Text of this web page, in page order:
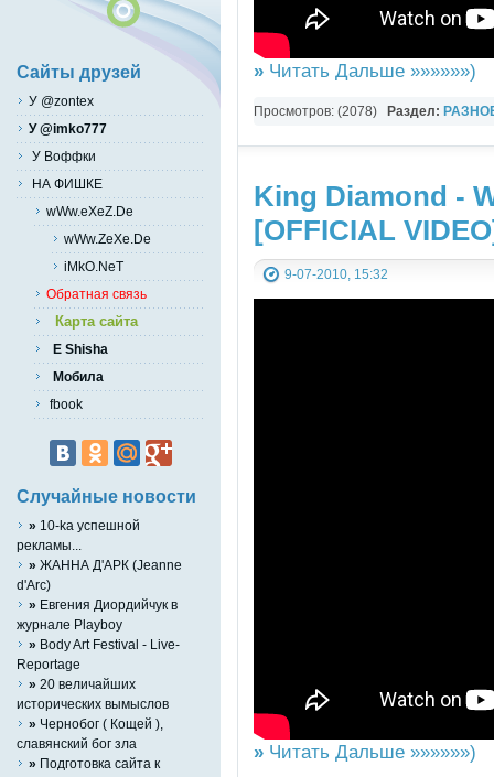
» Читать Дальше »»»»»»)
Просмотров: (2078) Раздел:
King Diamond -
[OFFICIAL
9-07-2010, 15:32
» Читать Дальше »»»»»»)
Сайты друзей
У @zontex
У @imko777
У Воффки
НА ФИШКЕ
wWw.eXeZ.De
wWw.ZeXe.De
iMkO.NeT
Обратная связь
Карта сайта
E Shisha
Мобила
fbook
Случайные новости
» 10-ka успешной
рекламы...
» ЖАННА Д'АРК (Jeanne
d'Arc)
» Евгения Диордийчук в
журнале Playboy
» Body Art Festival - Live-
Reportage
» 20 величайших
исторических вымыслов
» Чернобог ( Кощей ),
славянский бог зла
» Подготовка сайта к